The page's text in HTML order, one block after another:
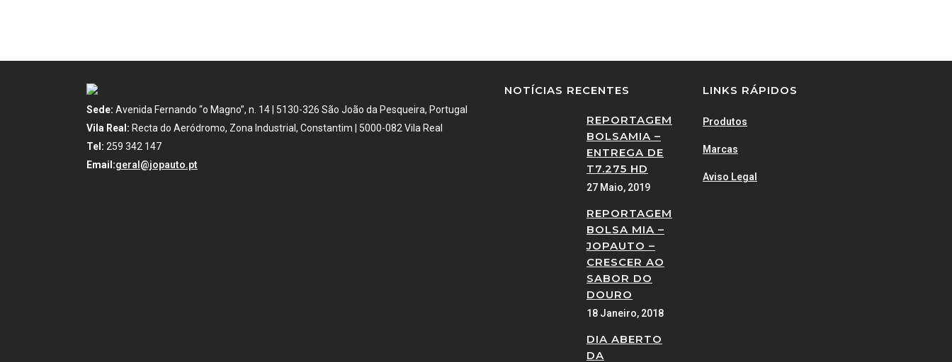
Sede: Avenida Fernando “o Magno”, n. 14 | 5130-326 São João da Pesqueira, Portugal
Vila Real: Recta do Aeródromo, Zona Industrial, Constantim | 5000-082 Vila Real
Tel: 259 342 147
Email:geral@jopauto.pt
NOTÍCIAS RECENTES
REPORTAGEM
BOLSAMIA –
ENTREGA DE
T7.275 HD
27 Maio, 2019
REPORTAGEM
BOLSA MIA –
JOPAUTO –
CRESCER AO
SABOR DO
DOURO
18 Janeiro, 2018
DIA ABERTO
DA
LINKS RÁPIDOS
Produtos
Marcas
Aviso Legal